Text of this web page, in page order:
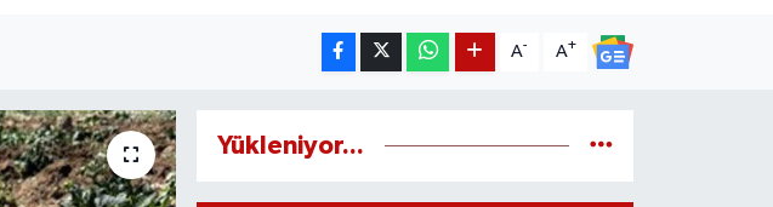
A- A+
Yükleniyor...